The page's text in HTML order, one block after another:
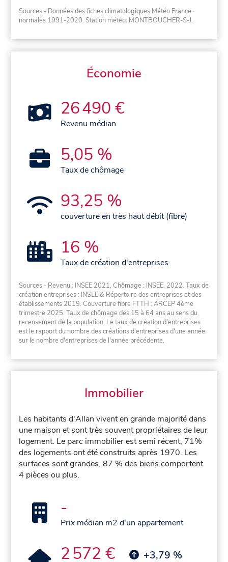
Sources - Données des fiches climatologiques Météo France ·
normales 1991-2020. Station météo: MONTBOUCHER-S-J.
Économie
26 490 €
Revenu médian
5,05 %
Taux de chômage
93,25 %
couverture en très haut débit (fibre)
16 %
Taux de création d'entreprises
Sources - Revenu : INSEE 2021, Chômage : INSEE, 2022. Taux de
création entreprises : INSEE & Répertoire des entreprises et des
établissements 2019. Couverture fibre FTTH : ARCEP 4ème
trimestre 2025. Taux de chômage des 15 à 64 ans au sens du
recensement de la population. Le taux de création d'entreprises
est le rapport du nombre des créations d'entreprises d'une année
sur le nombre d'entreprises de l'année précédente.
Immobilier
Les habitants d'Allan vivent en grande majorité dans
une maison et sont très souvent propriétaires de leur
logement. Le parc immobilier est semi récent, 71%
des logements ont été construits après 1970. Les
surfaces sont grandes, 87 % des biens comportent
4 pièces ou plus.
-
Prix médian m2 d'un appartement
2 572 € +3,79 %